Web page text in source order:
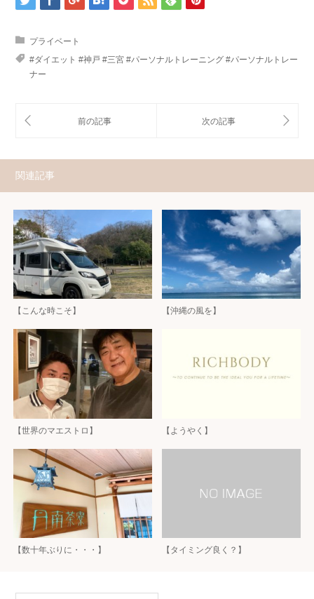
プライベート
#ダイエット #神戸 #三宮 #パーソナルトレーニング #パーソナルトレー
ナー
関連記事
【こんな時こそ】 【沖縄の風を】
【世界のマエストロ】 【ようやく】
【数十年ぶりに・・・】 【タイミング良く？】